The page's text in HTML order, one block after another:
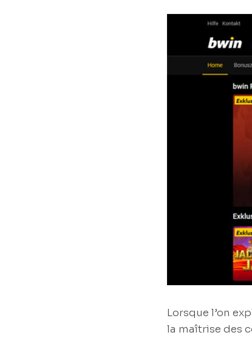
Lorsque l’on
la maîtrise des